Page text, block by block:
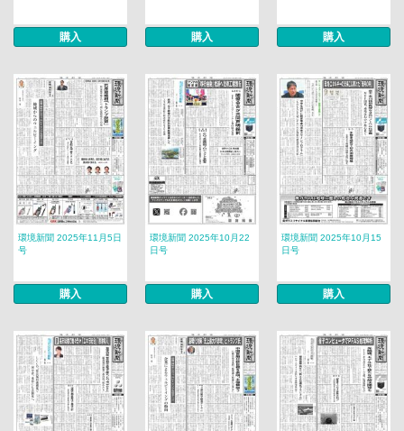
購入 購入 購入
環境新聞 2025年11月5日
号
購入
環境新聞 2025年10月22
日号
購入
環境新聞 2025年10月15
日号
購入